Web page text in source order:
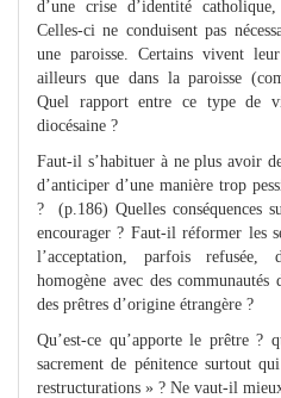
d’une crise d’identité
Celles-ci ne conduisent pas
une paroisse. Certains vivent
ailleurs que dans la paroisse
Quel rapport entre ce type de
diocésaine ?
Faut-il s’habituer à ne plus avoir
d’anticiper d’une manière trop
? (p.186) Quelles conséquences
encourager ? Faut-il réformer les
l’acceptation, parfois refusée,
homogène avec des
des prêtres d’origine étrangère ?
Qu’est-ce qu’apporte le prêtre ?
sacrement de pénitence surtout
restructurations » ? Ne vaut-il